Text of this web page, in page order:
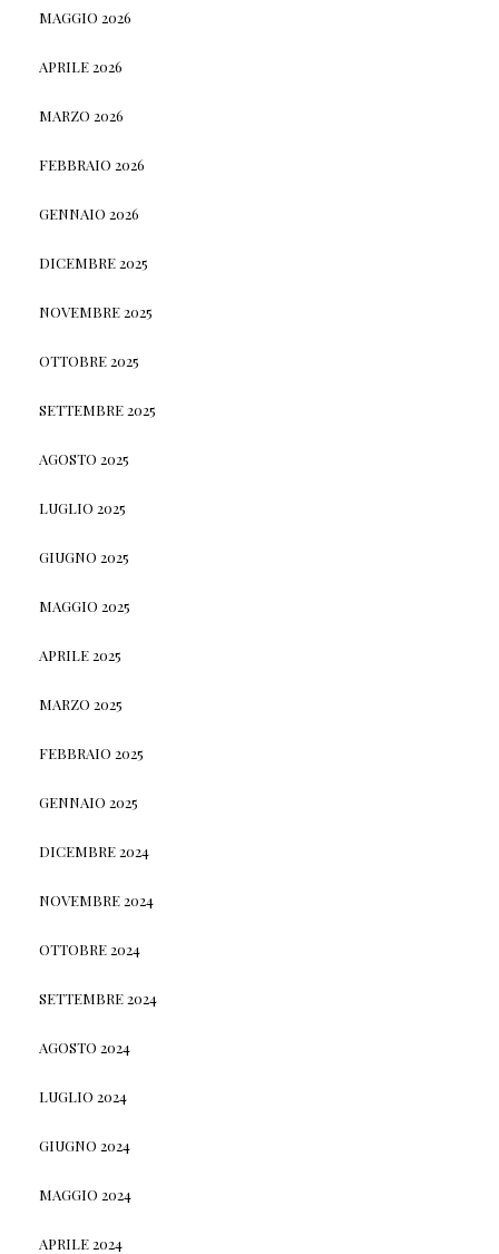
MAGGIO 2026
APRILE 2026
MARZO 2026
FEBBRAIO 2026
GENNAIO 2026
DICEMBRE 2025
NOVEMBRE 2025
OTTOBRE 2025
SETTEMBRE 2025
AGOSTO 2025
LUGLIO 2025
GIUGNO 2025
MAGGIO 2025
APRILE 2025
MARZO 2025
FEBBRAIO 2025
GENNAIO 2025
DICEMBRE 2024
NOVEMBRE 2024
OTTOBRE 2024
SETTEMBRE 2024
AGOSTO 2024
LUGLIO 2024
GIUGNO 2024
MAGGIO 2024
APRILE 2024